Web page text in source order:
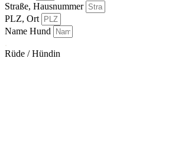
Straße, Hausnummer
PLZ, Ort
Name Hund
Rüde / Hündin